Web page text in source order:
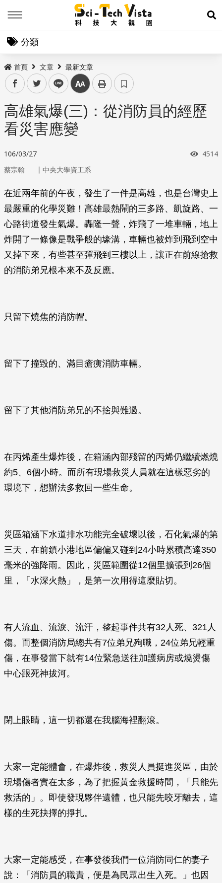
展
分類
首頁 文章 最新文章
facebooktwitter line 中
高雄氣爆(三)：從消防員的經歷
看災害應變
106/03/27 瀏覽
4514
蔡宗翰 ｜ 中央大學資工系
在近兩年前的午夜，發生了一件是高雄，也是台灣史上
最嚴重的化學災難！高雄最熱鬧的三多路、凱旋路、一
心路街道發生氣爆。轟隆一聲，炸飛了一堆車輛，地上
炸開了一條像是戰爭般的壕溝，車輛也被炸到飛到空中
又掉下來，有些甚至彈飛到三樓以上，讓正在前線搶救
的消防弟兄根本來不及反應。
只留下燒焦的消防帽。
留下了撞毀的、滿目瘡痍消防車輛。
留下了其他消防弟兄的不捨與難過。
在丙烯產生爆炸後，在箱涵內部殘留的丙烯仍繼續燃燒
約5、6個小時。而所有現場救災人員就在這樣惡劣的
環境下，想辦法多救回一些生命。
災區箱涵下水道排水功能完全破壞以後，石化氣爆的第
三天，在前鎮小港地區偏偏又碰到24小時累積高達350
毫米的強降雨。因此，災區範圍從12個里擴張到26個
里，「水深火熱」，是第一次用得這麼貼切。
有人流血、流淚、流汗，整起事件共有32人死、321人
傷。而整個消防局總共有7位弟兄殉職，24位弟兄輕重
傷，在事發當下就有14位緊急送往加護病房或燒燙傷
中心跟死神拔河。
閉上眼睛，這一切都還在我腦海裡翻滾。
大家一定能體會，在爆炸後，救災人員挺進災區，由於
現場傷者實在太多，為了把握黃金救援時間，「只能先
救活的」。即使發現夥伴遺體，也只能先咬牙離去，這
樣的生死抉擇的掙扎。
大家一定能感受，在事發後我們一位消防同仁的妻子
說：「消防員的職責，便是為民眾出生入死。」也因